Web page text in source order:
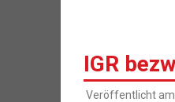
IGR
Veröffentlicht am